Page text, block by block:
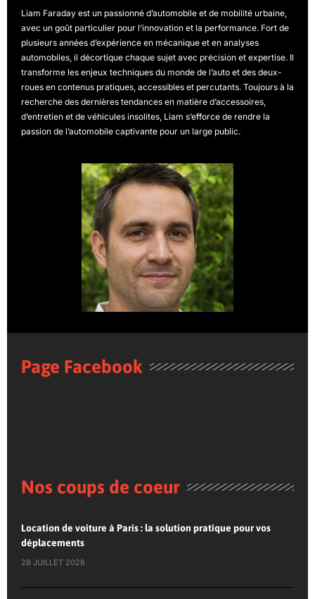
Liam Faraday est un passionné d’automobile et de mobilité urbaine,
avec un goût particulier pour l’innovation et la performance. Fort de
plusieurs années d’expérience en mécanique et en analyses
automobiles, il décortique chaque sujet avec précision et expertise. Il
transforme les enjeux techniques du monde de l’auto et des deux-
roues en contenus pratiques, accessibles et percutants. Toujours à la
recherche des dernières tendances en matière d’accessoires,
d’entretien et de véhicules insolites, Liam s’efforce de rendre la
passion de l’automobile captivante pour un large public.
Page Facebook
Nos coups de coeur
Location de voiture à Paris : la solution pratique pour vos
déplacements
28 JUILLET 2026